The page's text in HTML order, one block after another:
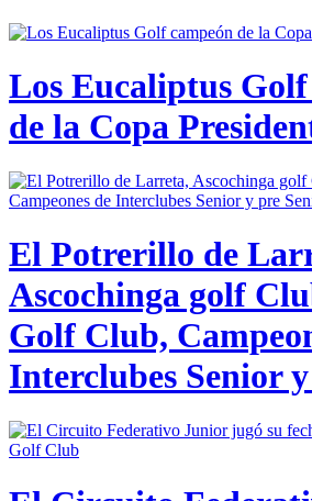
Los Eucaliptus
de la Copa
El Potrerillo de
Ascochinga golf
Golf Club,
Interclubes Senior